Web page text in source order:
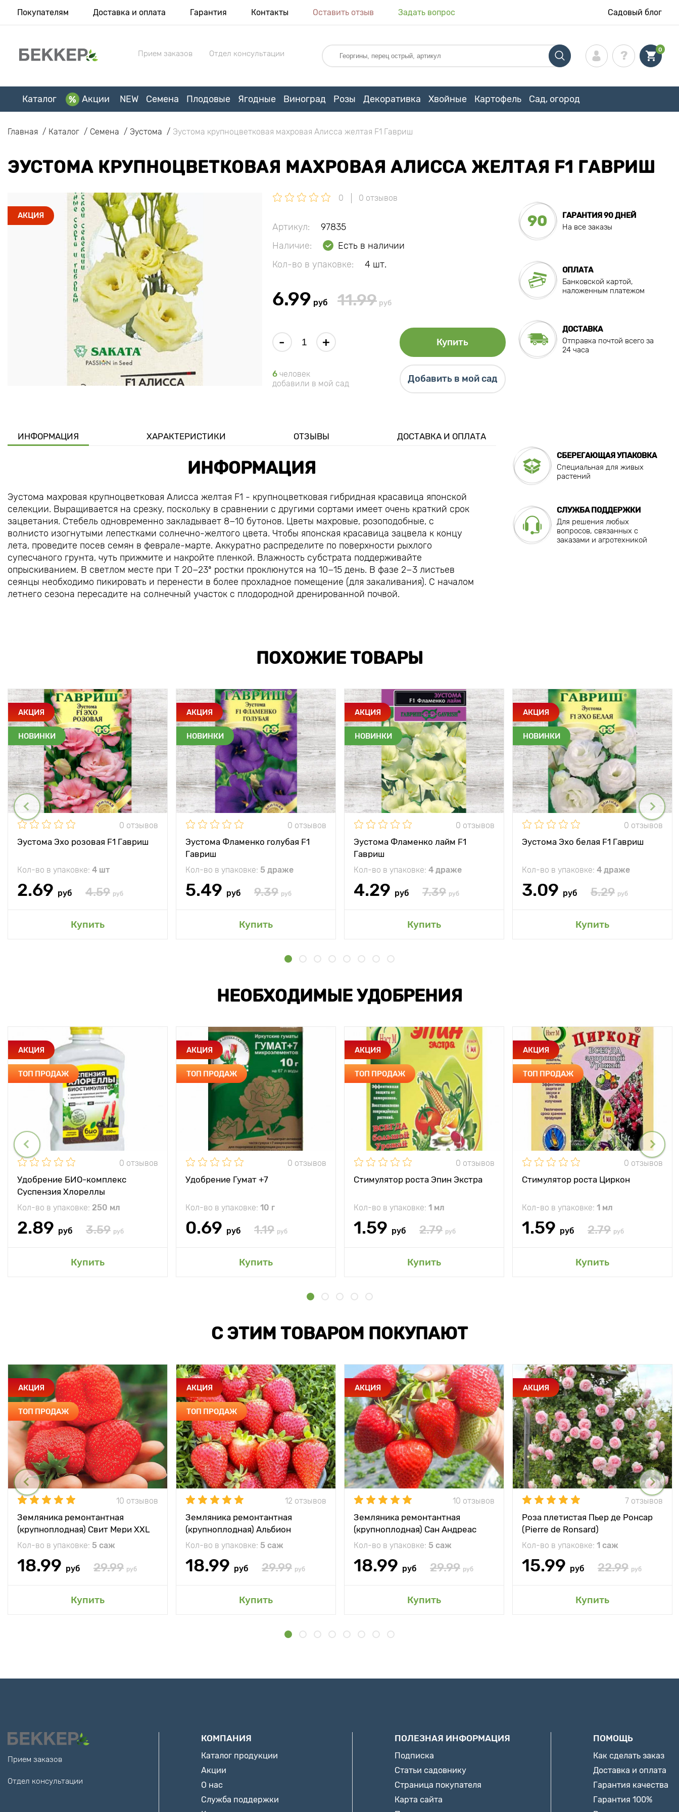
Покупателям Доставка и оплата Гарантия Контакты Оставить отзыв Задать вопрос Садовый блог
Прием заказов Отдел консультации 0
Каталог Акции NEW Семена Плодовые Ягодные Виноград Розы Декоративка Хвойные Картофель Сад, огород
Главная Каталог Семена Эустома Эустома крупноцветковая махровая Алисса желтая F1 Гавриш
ЭУСТОМА КРУПНОЦВЕТКОВАЯ МАХРОВАЯ АЛИССА ЖЕЛТАЯ F1 ГАВРИШ
АКЦИЯ
0 0 отзывов
Артикул:
97835
Наличие:
Есть в наличии
Кол-во в упаковке:
4 шт.
6.99 руб 11.99 руб
- + Купить
6 человек
добавили в мой сад
Добавить в мой сад
90
ГАРАНТИЯ 90 ДНЕЙ
На все заказы
ОПЛАТА
Банковской картой,
наложенным платежом
ДОСТАВКА
Отправка почтой всего за
24 часа
ИНФОРМАЦИЯ ХАРАКТЕРИСТИКИ ОТЗЫВЫ ДОСТАВКА И ОПЛАТА
ИНФОРМАЦИЯ
Эустома махровая крупноцветковая Алисса желтая F1 - крупноцветковая гибридная красавица японской
селекции. Выращивается на срезку, поскольку в сравнении с другими сортами имеет очень краткий срок
зацветания. Стебель одновременно закладывает 8−10 бутонов. Цветы махровые, розоподобные, с
волнисто изогнутыми лепестками солнечно-желтого цвета. Чтобы японская красавица зацвела к концу
лета, проведите посев семян в феврале-марте. Аккуратно распределите по поверхности рыхлого
супесчаного грунта, чуть прижмите и накройте пленкой. Влажность субстрата поддерживайте
опрыскиванием. В светлом месте при Т 20−23º ростки проклюнутся на 10−15 день. В фазе 2−3 листьев
сеянцы необходимо пикировать и перенести в более прохладное помещение (для закаливания). С началом
летнего сезона пересадите на солнечный участок с плодородной дренированной почвой.
СБЕРЕГАЮЩАЯ УПАКОВКА
Специальная для живых
растений
СЛУЖБА ПОДДЕРЖКИ
Для решения любых
вопросов, связанных с
заказами и агротехникой
ПОХОЖИЕ ТОВАРЫ
АКЦИЯ
НОВИНКИ
0 отзывов
Эустома Эхо розовая F1 Гавриш
Кол-во в упаковке: 4 шт
2.69 руб 4.59 руб
Купить
АКЦИЯ
НОВИНКИ
0 отзывов
Эустома Фламенко голубая F1
Гавриш
Кол-во в упаковке: 5 драже
5.49 руб 9.39 руб
Купить
АКЦИЯ
НОВИНКИ
0 отзывов
Эустома Фламенко лайм F1
Гавриш
Кол-во в упаковке: 4 драже
4.29 руб 7.39 руб
Купить
АКЦИЯ
НОВИНКИ
0 отзывов
Эустома Эхо белая F1 Гавриш
Кол-во в упаковке: 4 драже
3.09 руб 5.29 руб
Купить
НЕОБХОДИМЫЕ УДОБРЕНИЯ
АКЦИЯ
ТОП ПРОДАЖ
0 отзывов
Удобрение БИО-комплекс
Суспензия Хлореллы
Кол-во в упаковке: 250 мл
2.89 руб 3.59 руб
Купить
АКЦИЯ
ТОП ПРОДАЖ
0 отзывов
Удобрение Гумат +7
Кол-во в упаковке: 10 г
0.69 руб 1.19 руб
Купить
АКЦИЯ
ТОП ПРОДАЖ
0 отзывов
Стимулятор роста Эпин Экстра
Кол-во в упаковке: 1 мл
1.59 руб 2.79 руб
Купить
АКЦИЯ
ТОП ПРОДАЖ
0 отзывов
Стимулятор роста Циркон
Кол-во в упаковке: 1 мл
1.59 руб 2.79 руб
Купить
С ЭТИМ ТОВАРОМ ПОКУПАЮТ
АКЦИЯ
ТОП ПРОДАЖ
10 отзывов
Земляника ремонтантная
(крупноплодная) Свит Мери XXL
Кол-во в упаковке: 5 саж
18.99 руб 29.99 руб
Купить
АКЦИЯ
ТОП ПРОДАЖ
12 отзывов
Земляника ремонтантная
(крупноплодная) Альбион
Кол-во в упаковке: 5 саж
18.99 руб 29.99 руб
Купить
АКЦИЯ
10 отзывов
Земляника ремонтантная
(крупноплодная) Сан Андреас
Кол-во в упаковке: 5 саж
18.99 руб 29.99 руб
Купить
АКЦИЯ
7 отзывов
Роза плетистая Пьер де Ронсар
(Pierre de Ronsard)
Кол-во в упаковке: 1 саж
15.99 руб 22.99 руб
Купить
Прием заказов
Отдел консультации
КОМПАНИЯ
Каталог продукции
Акции
О нас
Служба поддержки
ПОЛЕЗНАЯ ИНФОРМАЦИЯ
Подписка
Статьи садовнику
Страница покупателя
Карта сайта
ПОМОЩЬ
Как сделать заказ
Доставка и оплата
Гарантия качества
Гарантия 100%